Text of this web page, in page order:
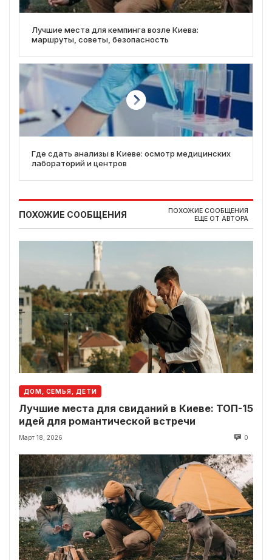
Лучшие места для кемпинга возле Киева:
маршруты, советы, безопасность
Где сдать анализы в Киеве: осмотр медицинских
лабораторий и центров
ПОХОЖИЕ СООБЩЕНИЯ
ПОХОЖИЕ СООБЩЕНИЯ
ЕЩЕ ОТ АВТОРА
ДОМ, СЕМЬЯ, ДЕТИ
Лучшие места для свиданий в Киеве: ТОП-15
идей для романтической встречи
Март 18, 2026 0